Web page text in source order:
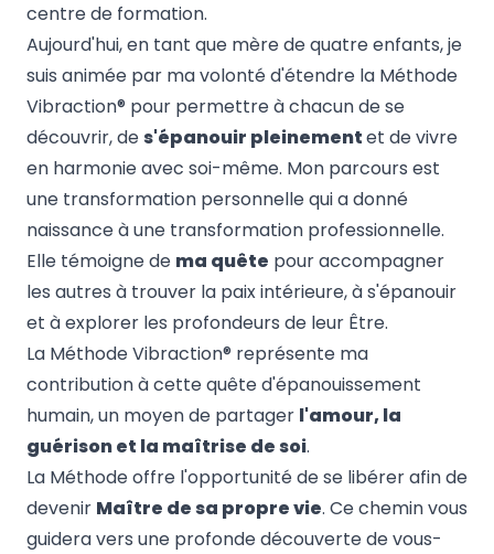
centre de formation.
Aujourd'hui, en tant que mère de quatre enfants, je
suis animée par ma volonté d'étendre la Méthode
Vibraction® pour permettre à chacun de se
découvrir, des'épanouir pleinementet de vivre
en harmonie avec soi-même. Mon parcours est
une transformation personnelle qui a donné
naissance à une transformation professionnelle.
Elle témoigne de ma quête pour accompagner
les autres à trouver la paix intérieure, à s'épanouir
et à explorer les profondeurs de leur Être.
La Méthode Vibraction® représente ma
contribution à cette quête d'épanouissement
humain, un moyen de partager l'amour, la
guérison et la maîtrise de soi.
La Méthode offre l'opportunité de se libérer afin de
devenir Maître de sa propre vie. Ce chemin vous
guidera vers une profonde découverte de vous-